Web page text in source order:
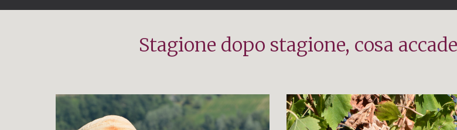
Stagione dopo stagione, cosa